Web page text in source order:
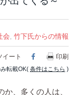
会, 竹下氏からの情報
イート Facebook
印刷
転載OK( 条件はこちら )
、多くの人は、